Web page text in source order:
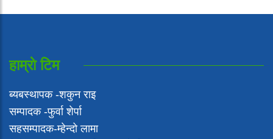
हाम्राे टिम
ब्यबस्थापक -शकुन राइ
सम्पादक -फुर्वा शेर्पा
सहसम्पादक-म्हेन्दो लामा